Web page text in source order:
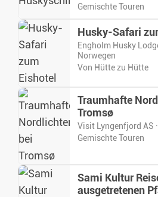
Gemischte Touren
Husky-Safari
Engholm Husky
Norwegen
Von Hütte zu Hütte
Traumhafte
Tromsø
Visit Lyngenfjord AS
Gemischte Touren
Sami Kultur
ausgetretenen